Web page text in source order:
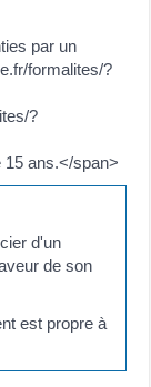
par un
formalites/?
?
ans.</span>
d'un
de son
est propre à